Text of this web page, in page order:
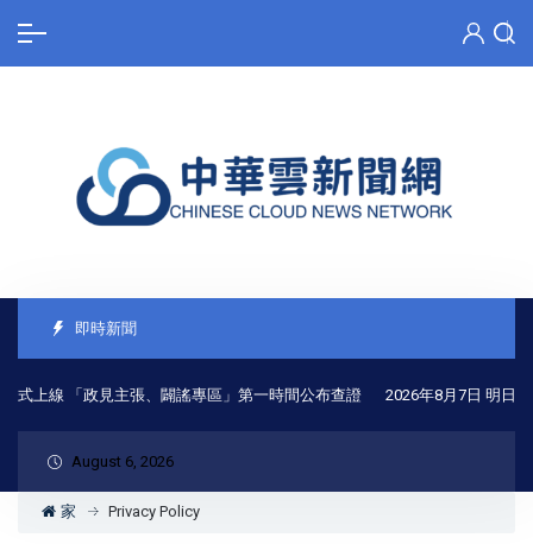
即時新聞
上線 「政見主張、闢謠專區」第一時間公布查證 2026年8月7日 明日星
August 6, 2026
家 Privacy Policy